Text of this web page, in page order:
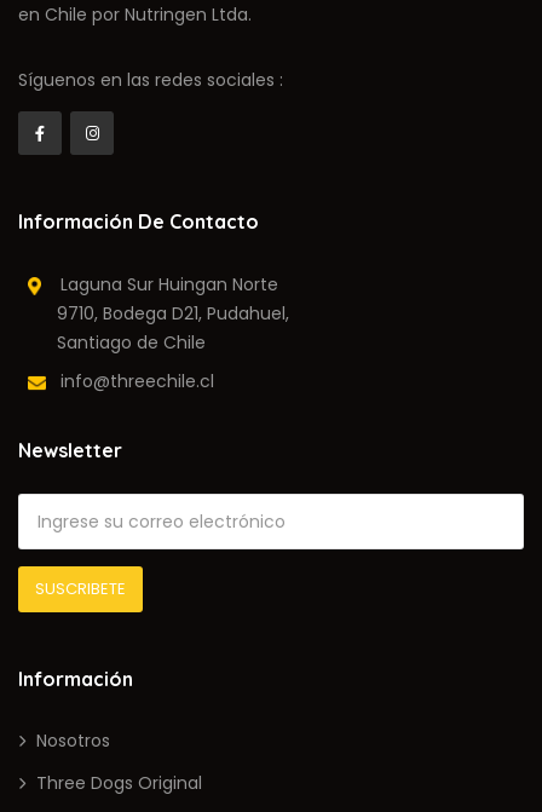
en Chile por Nutringen Ltda.
Síguenos en las redes sociales :
Información De Contacto
Laguna Sur Huingan Norte
9710, Bodega D21, Pudahuel,
Santiago de Chile
info@threechile.cl
Newsletter
Información
Nosotros
Three Dogs Original